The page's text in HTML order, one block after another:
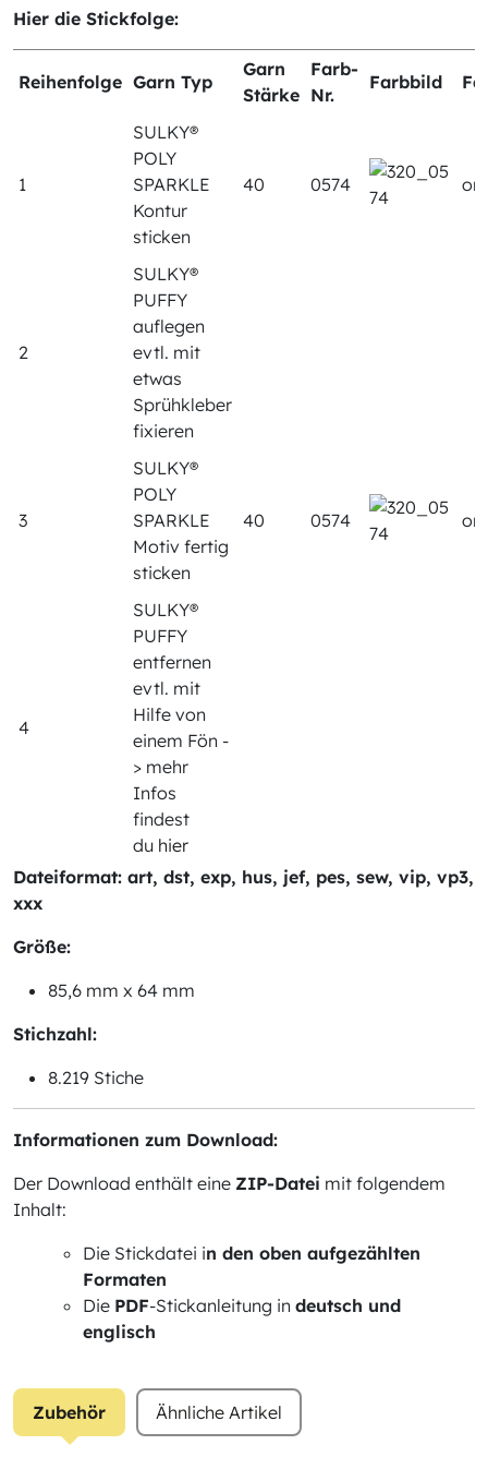
Hier die Stickfolge:
Reihenfolge Garn Typ
Garn
Stärke
Farb-
Nr.
Farbbild
1
SULKY®
POLY
SPARKLE
Kontur
sticken
40 0574
2
SULKY®
PUFFY
auflegen
evtl. mit
etwas
Sprühkleber
fixieren
3
SULKY®
POLY
SPARKLE
Motiv fertig
sticken
40 0574
4
SULKY®
PUFFY
entfernen
evtl. mit
Hilfe von
einem Fön -
> mehr
Infos
findest
du hier
Dateiformat: art, dst, exp, hus, jef, pes, sew, vip, vp3,
xxx
Größe:
85,6 mm x 64 mm
Stichzahl:
8.219 Stiche
Informationen zum Download:
Der Download enthält eine ZIP-Datei mit folgendem
Inhalt:
Die Stickdatei in den oben aufgezählten
Formaten
Die PDF-Stickanleitung in deutsch und
englisch
Zubehör Ähnliche Artikel